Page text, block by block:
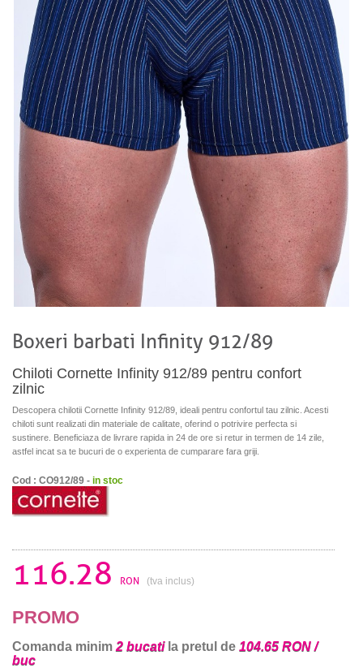
Boxeri barbati Infinity 912/89
Chiloti Cornette Infinity 912/89 pentru confort
zilnic
Descopera chilotii Cornette Infinity 912/89, ideali pentru confortul tau zilnic. Acesti
chiloti sunt realizati din materiale de calitate, oferind o potrivire perfecta si
sustinere. Beneficiaza de livrare rapida in 24 de ore si retur in termen de 14 zile,
astfel incat sa te bucuri de o experienta de cumparare fara griji.
Cod : CO912/89 - in stoc
116.28 RON (tva inclus)
PROMO
Comanda minim 2 bucatila pretul de 104.65 RON /
buc